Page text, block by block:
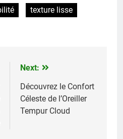
texture lisse
Next:
Découvrez le Confort
Céleste de l’Oreiller
Tempur Cloud